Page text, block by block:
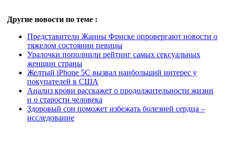
Другие новости по теме :
Представители Жанны Фриске опровергают новости о
тяжелом состоянии певицы
Уралочки пополнили рейтинг самых сексуальных
женщин страны
Желтый iPhone 5C вызвал наибольший интерес у
покупателей в США
Анализ крови расскажет о продолжительности жизни
и о старости человека
Здоровый сон поможет избежать болезней сердца –
исследование